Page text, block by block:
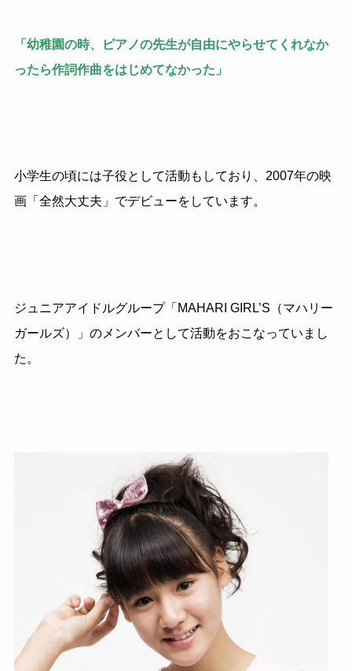
「幼稚園の時、ピアノの先生が自由にやらせてくれなか
ったら作詞作曲をはじめてなかった」
小学生の頃には子役として活動もしており、2007年の映
画「全然大丈夫」でデビューをしています。
ジュニアアイドルグループ「MAHARI GIRL’S（マハリー
ガールズ）」のメンバーとして活動をおこなっていまし
た。